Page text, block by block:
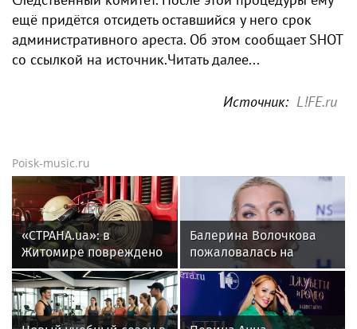
ещё придётся отсидеть оставшийся у него срок
административного ареста. Об этом сообщает SHOT
со ссылкой на источник.Читать далее...
Источник: L!FE.ru
Poisk-music.ru
«СТРАНА.ua»: в
Житомире повреждено
предприятие
«Кромберг энд
Шуберт»
Балерина Волочкова
пожаловалась на
отсутствие
компенсаций за
затопленную квартиру